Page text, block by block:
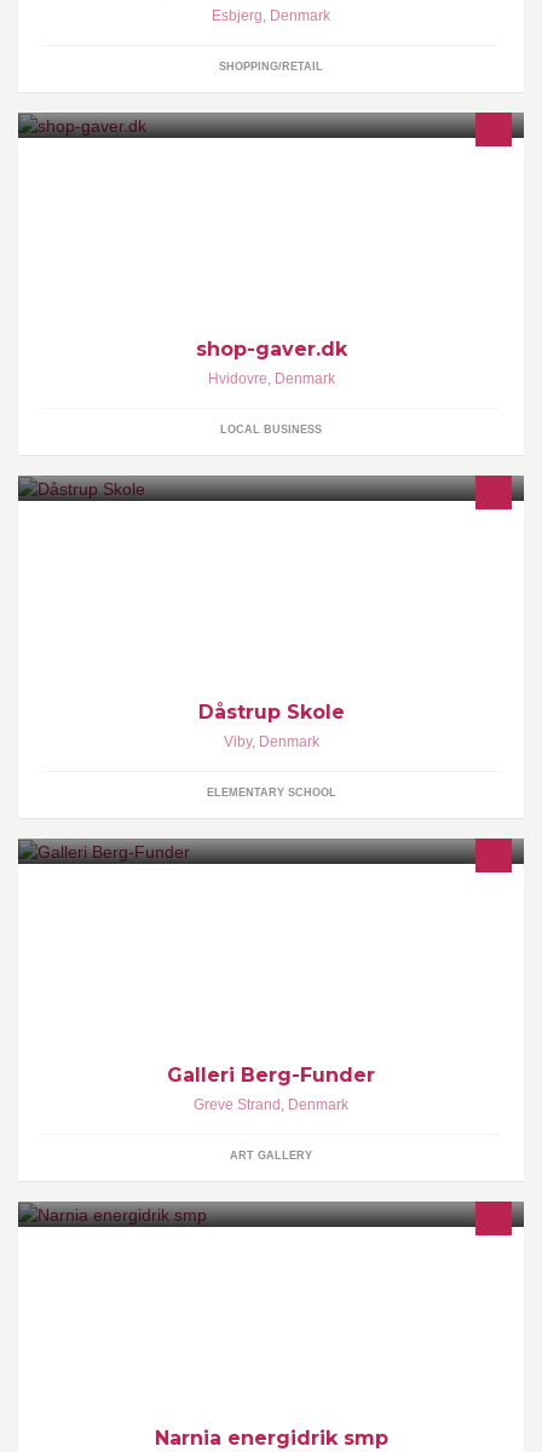
Esbjerg, Denmark
SHOPPING/RETAIL
shop-gaver.dk
Hvidovre, Denmark
LOCAL BUSINESS
Dåstrup Skole
Viby, Denmark
ELEMENTARY SCHOOL
Galleri Berg-Funder
Greve Strand , Denmark
ART GALLERY
Narnia energidrik smp